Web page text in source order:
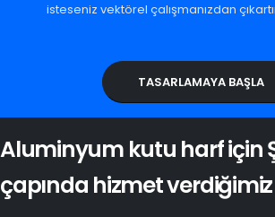
isteseniz vektörel çalışmanızdan
TASARLAMAYA BAŞLA
Aluminyum kutu harf için
çapında hizmet